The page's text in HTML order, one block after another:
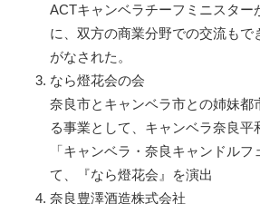
ACTキャンベラチーフミニスター
に、双方の商業分野での交流もで
がなされた。
なら燈花会の会
奈良市とキャンベラ市との姉妹都
る事業として、キャンベラ奈良平
「キャンベラ・奈良キャンドル
て、『なら燈花会』を演出
奈良豊澤酒造株式会社